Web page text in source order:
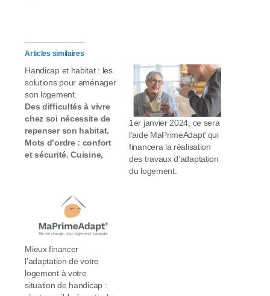
Articles similaires
Handicap et habitat : les
solutions pour aménager
son logement.
Des difficultés à vivre
chez soi nécessite de
repenser son habitat.
Mots d’ordre : confort
et sécurité. Cuisine,
aménager chaque
pièce en fonction de
vos besoins. Situation
de handicap, accident
ou vieillissement…
peuvent tous nous
concerner un jour.
Lorsque cela…
1er janvier 2024, ce sera
l’aide MaPrimeAdapt’ qui
financera la réalisation
des travaux d’adaptation
du logement.
Mieux financer
l’adaptation de votre
logement à votre
situation de handicap :